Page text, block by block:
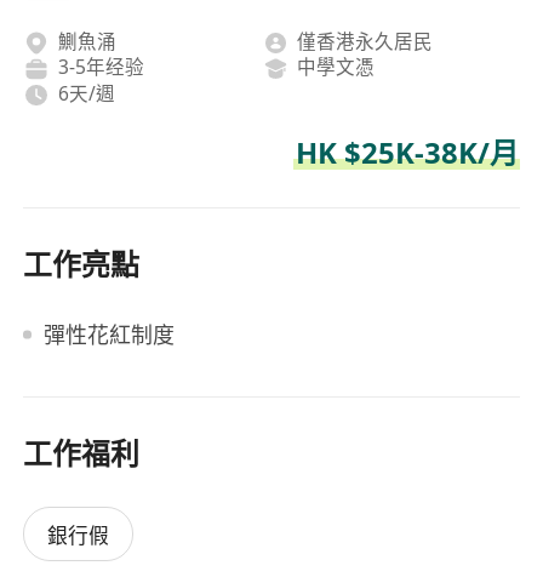
鰂魚涌
僅香港永久居民
3-5年经验
中學文憑
6天/週
HK $25K-38K/月
工作亮點
彈性花紅制度
工作福利
銀行假